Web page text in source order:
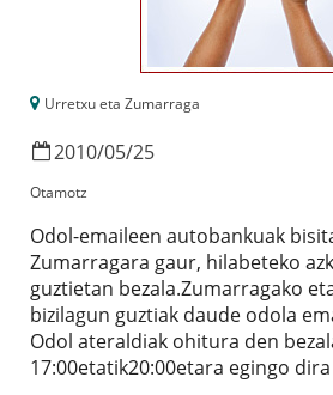
Urretxu eta Zumarraga
2010/05/25
Otamotz
Odol-emaileen autobankuak
Zumarragara gaur, hilabeteko
guztietan bezala.Zumarragako
bizilagun guztiak daude odola
Odol ateraldiak ohitura den
17:00etatik20:00etara egingo